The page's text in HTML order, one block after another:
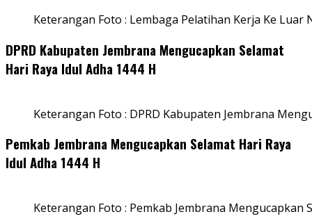
Keterangan Foto : Lembaga Pelatihan Kerja Ke Luar
DPRD Kabupaten Jembrana Mengucapkan Selamat
Hari Raya Idul Adha 1444 H
Keterangan Foto : DPRD Kabupaten Jembrana
Pemkab Jembrana Mengucapkan Selamat Hari Raya
Idul Adha 1444 H
Keterangan Foto : Pemkab Jembrana Mengucapkan